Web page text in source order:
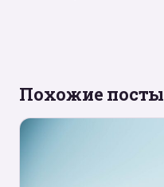
Похожие посты